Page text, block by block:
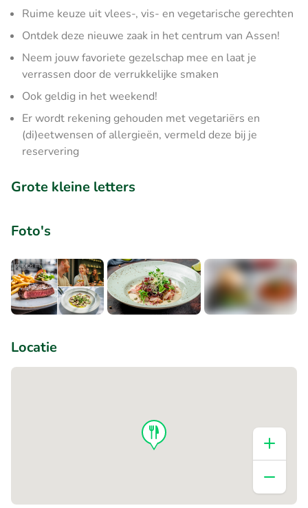
Ruime keuze uit vlees-, vis- en vegetarische gerechten
Ontdek deze nieuwe zaak in het centrum van Assen!
Neem jouw favoriete gezelschap mee en laat je
verrassen door de verrukkelijke smaken
Ook geldig in het weekend!
Er wordt rekening gehouden met vegetariërs en
(di)eetwensen of allergieën, vermeld deze bij je
reservering
Grote kleine letters
Foto's
Locatie